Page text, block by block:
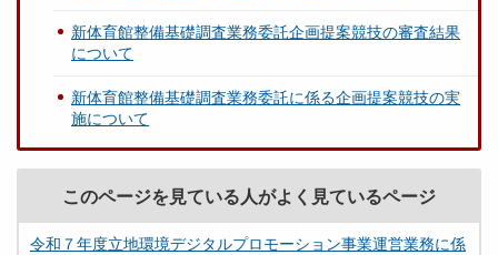
新体育館整備基礎調査業務委託企画提案競技の審査結果
について
新体育館整備基礎調査業務委託に係る企画提案競技の実
施について
このページを見ている人がよく見ているページ
令和７年度立地環境デジタルプロモーション事業運営業務に係